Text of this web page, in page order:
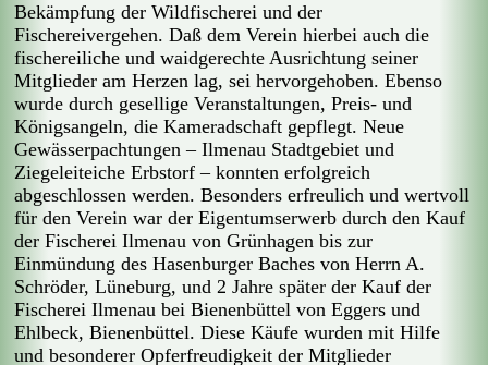
Bekämpfung der Wildfischerei und der
Fischereivergehen. Daß dem Verein hierbei auch die
fischereiliche und waidgerechte Ausrichtung seiner
Mitglieder am Herzen lag, sei hervorgehoben. Ebenso
wurde durch gesellige Veranstaltungen, Preis- und
Königsangeln, die Kameradschaft gepflegt. Neue
Gewässerpachtungen – Ilmenau Stadtgebiet und
Ziegeleiteiche Erbstorf – konnten erfolgreich
abgeschlossen werden. Besonders erfreulich und wertvoll
für den Verein war der Eigentumserwerb durch den Kauf
der Fischerei Ilmenau von Grünhagen bis zur
Einmündung des Hasenburger Baches von Herrn A.
Schröder, Lüneburg, und 2 Jahre später der Kauf der
Fischerei Ilmenau bei Bienenbüttel von Eggers und
Ehlbeck, Bienenbüttel. Diese Käufe wurden mit Hilfe
und besonderer Opferfreudigkeit der Mitglieder